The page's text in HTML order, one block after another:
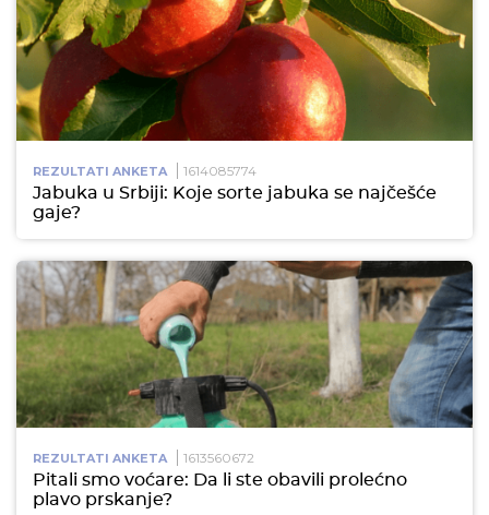
REZULTATI ANKETA 1614085774
Jabuka u Srbiji: Koje sorte jabuka se najčešće
gaje?
REZULTATI ANKETA 1613560672
Pitali smo voćare: Da li ste obavili prolećno
plavo prskanje?